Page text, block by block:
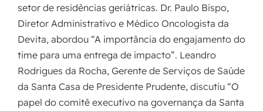
setor de residências geriátricas. Dr. Paulo Bispo,
Diretor Administrativo e Médico Oncologista da
Devita, abordou “A importância do engajamento do
time para uma entrega de impacto”. Leandro
Rodrigues da Rocha, Gerente de Serviços de Saúde
da Santa Casa de Presidente Prudente, discutiu “O
papel do comitê executivo na governança da Santa